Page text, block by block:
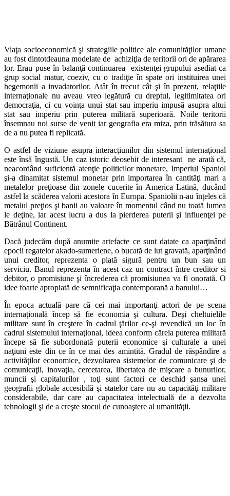
Viaţa socioeconomică şi strategiile politice ale comunităţilor umane
au fost dintotdeauna modelate de achiziţia de teritorii ori de apărarea
lor. Erau puse în balanţă continuarea existenţei grupului asediat ca
grup social matur, coeziv, cu o tradiţie în spate ori instituirea unei
hegemonii a invadatorilor. Atât în trecut cât şi în prezent, relaţiile
internaţionale nu aveau vreo legătură cu dreptul, legitimitatea ori
democraţia, ci cu voinţa unui stat sau imperiu impusă asupra altui
stat sau imperiu prin puterea militară superioară. Noile teritorii
însemnau noi surse de venit iar geografia era miza, prin trăsătura sa
de a nu putea fi replicată.
O astfel de viziune asupra interacţiunilor din sistemul internaţional
este însă îngustă. Un caz istoric deosebit de interesant ne arată că,
neacordând suficientă atenţie politicilor monetare, Imperiul Spaniol
şi-a dinamitat sistemul monetar prin importarea în cantităţi mari a
metalelor preţioase din zonele cucerite în America Latină, ducând
astfel la scăderea valorii acestora în Europa. Spaniolii n-au înţeles că
metalul preţios şi banii au valoare în momentul când nu toată lumea
le deţine, iar acest lucru a dus la pierderea puterii şi influenţei pe
Bătrânul Continent.
Dacă judecăm după anumite artefacte ce sunt datate ca aparţinând
epocii regatelor akado-sumeriene, o bucată de lut gravată, aparţinând
unui creditor, reprezenta o plată sigură pentru un bun sau un
serviciu. Banul reprezenta în acest caz un contract între creditor si
debitor, o promisiune şi încrederea că promisiunea va fi onorată. O
idee foarte apropiată de semnificaţia contemporană a banului…
În epoca actuală pare că cei mai importanţi actori de pe scena
internaţională încep să fie economia şi cultura. Deşi cheltuielile
militare sunt în creştere în cadrul ţărilor ce-şi revendică un loc în
cadrul sistemului internaţional, ideea conform căreia puterea militară
începe să fie subordonată puterii economice şi culturale a unei
naţiuni este din ce în ce mai des amintită. Gradul de răspândire a
activităţilor economice, dezvoltarea sistemelor de comunicare şi de
comunicaţii, inovaţia, cercetarea, libertatea de mişcare a bunurilor,
muncii şi capitalurilor , toţi sunt factori ce deschid şansa unei
geografii globale accesibilă şi statelor care nu au capacităţi militare
considerabile, dar care au capacitatea intelectuală de a dezvolta
tehnologii şi de a creşte stocul de cunoaştere al umanităţii.